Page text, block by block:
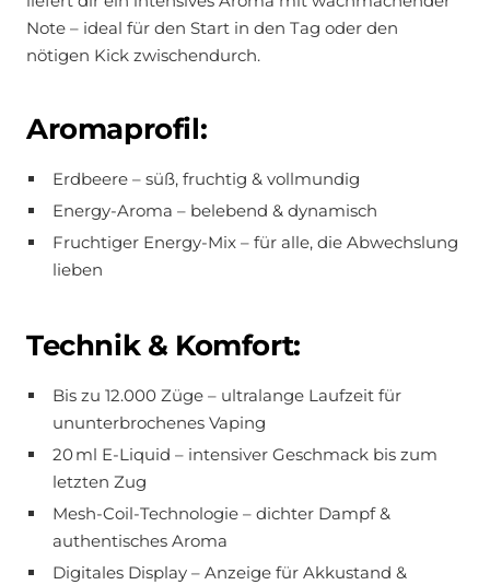
Note – ideal für den Start in den Tag oder den
nötigen Kick zwischendurch.
Aromaprofil:
Erdbeere – süß, fruchtig & vollmundig
Energy-Aroma – belebend & dynamisch
Fruchtiger Energy-Mix – für alle, die Abwechslung
lieben
Technik & Komfort:
Bis zu 12.000 Züge – ultralange Laufzeit für
ununterbrochenes Vaping
20 ml E-Liquid – intensiver Geschmack bis zum
letzten Zug
Mesh-Coil-Technologie – dichter Dampf &
authentisches Aroma
Digitales Display – Anzeige für Akkustand &